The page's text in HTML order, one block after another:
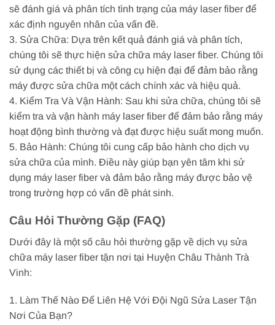
sẽ đánh giá và phân tích tình trạng của máy laser fiber để
xác định nguyên nhân của vấn đề.
3. Sửa Chữa: Dựa trên kết quả đánh giá và phân tích,
chúng tôi sẽ thực hiện sửa chữa máy laser fiber. Chúng tôi
sử dụng các thiết bị và công cụ hiện đại để đảm bảo rằng
máy được sửa chữa một cách chính xác và hiệu quả.
4. Kiểm Tra Và Vận Hành: Sau khi sửa chữa, chúng tôi sẽ
kiểm tra và vận hành máy laser fiber để đảm bảo rằng máy
hoạt động bình thường và đạt được hiệu suất mong muốn.
5. Bảo Hành: Chúng tôi cung cấp bảo hành cho dịch vụ
sửa chữa của mình. Điều này giúp bạn yên tâm khi sử
dụng máy laser fiber và đảm bảo rằng máy được bảo vệ
trong trường hợp có vấn đề phát sinh.
Câu Hỏi Thường Gặp (FAQ)
Dưới đây là một số câu hỏi thường gặp về dịch vụ sửa
chữa máy laser fiber tận nơi tại Huyện Châu Thành Trà
Vinh:
1. Làm Thế Nào Để Liên Hệ Với Đội Ngũ Sửa Laser Tận
Nơi Của Bạn?